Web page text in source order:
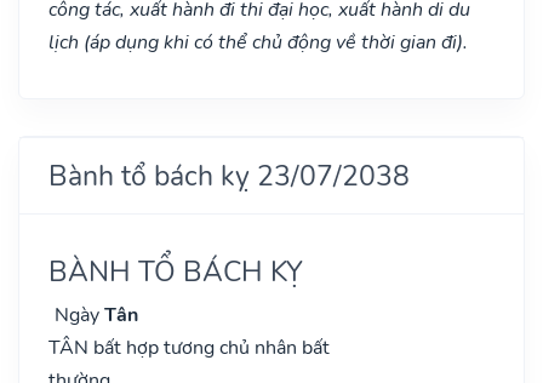
công tác, xuất hành đi thi đại học, xuất hành di du
lịch (áp dụng khi có thể chủ động về thời gian đi).
Bành tổ bách kỵ 23/07/2038
BÀNH TỔ BÁCH KỴ
NgàyTân
TÂN bất hợp tương chủ nhân bất